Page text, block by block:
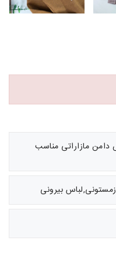
مازاراتی مناسب
بیرونی